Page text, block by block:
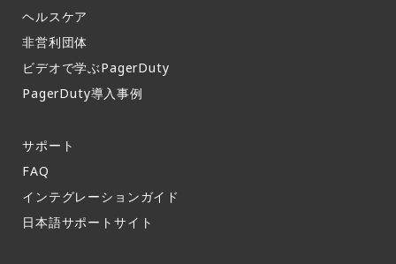
ヘルスケア
非営利団体
ビデオで学ぶPagerDuty
PagerDuty導入事例​
サポート​
FAQ​
インテグレーションガイド​
日本語サポートサイト​